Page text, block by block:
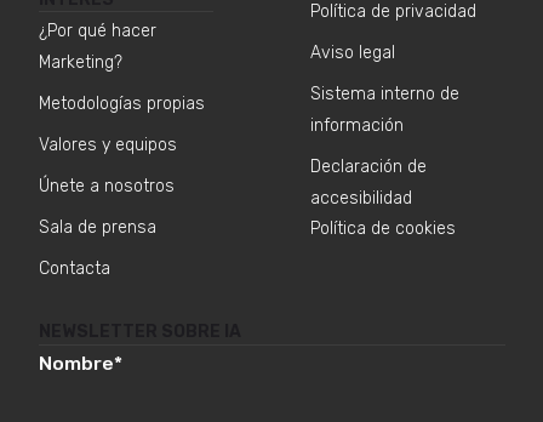
¿Por qué hacer
Marketing?
Metodologías propias
Valores y equipos
Únete a nosotros
Sala de prensa
Contacta
Política de privacidad
Aviso legal
Sistema interno de
información
Declaración de
accesibilidad
Política de cookies
Nombre*